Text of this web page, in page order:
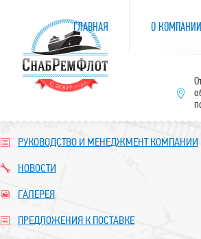
РУКОВОДСТВО И МЕНЕДЖМЕНТ КОМПАНИИ
НОВОСТИ
ГАЛЕРЕЯ
ПРЕДЛОЖЕНИЯ К ПОСТАВКЕ
ГЛАВНАЯ О КОМПАНИИ